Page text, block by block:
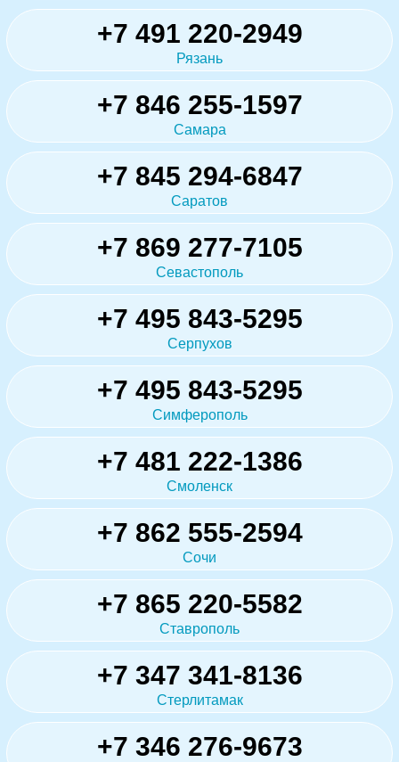
+7 491 220-2949
Рязань
+7 846 255-1597
Самара
+7 845 294-6847
Саратов
+7 869 277-7105
Севастополь
+7 495 843-5295
Серпухов
+7 495 843-5295
Симферополь
+7 481 222-1386
Смоленск
+7 862 555-2594
Сочи
+7 865 220-5582
Ставрополь
+7 347 341-8136
Стерлитамак
+7 346 276-9673